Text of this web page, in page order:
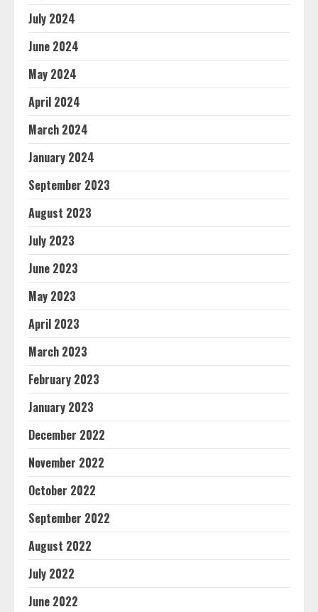
July 2024
June 2024
May 2024
April 2024
March 2024
January 2024
September 2023
August 2023
July 2023
June 2023
May 2023
April 2023
March 2023
February 2023
January 2023
December 2022
November 2022
October 2022
September 2022
August 2022
July 2022
June 2022